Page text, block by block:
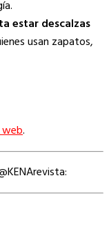
estar descalzas
usan zapatos,
.